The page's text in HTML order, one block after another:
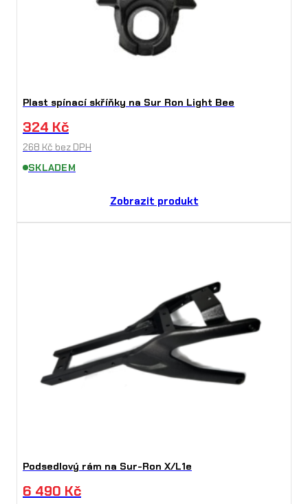
Plast spínací skříňky na Sur Ron Light Bee
324 Kč
268 Kč bez DPH
SKLADEM
Zobrazit produkt
Podsedlový rám na Sur-Ron X/L1e
6 490 Kč